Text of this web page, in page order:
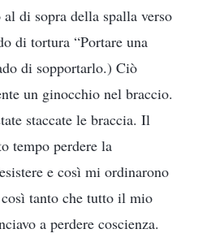
di sopra della spalla verso
di tortura “Portare una
di sopportarlo.) Ciò
un ginocchio nel braccio.
staccate le braccia. Il
tempo perdere la
e così mi ordinarono
tanto che tutto il mio
a perdere coscienza.